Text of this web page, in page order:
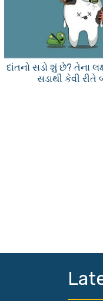
દાંતનો સડો શું છે? તેના
સડાથી કેવી રીતે